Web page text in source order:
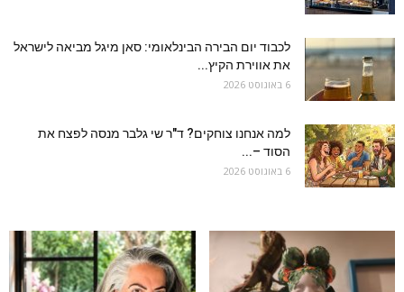
לכבוד יום הבירה הבינלאומי: סאן מיגל מביאה לישראל
את אווירת הקיץ...
6 באוגוסט 2026
למה אנחנו צוחקים? ד"ר שי גלבר מנסה לפצח את
הסוד –...
6 באוגוסט 2026